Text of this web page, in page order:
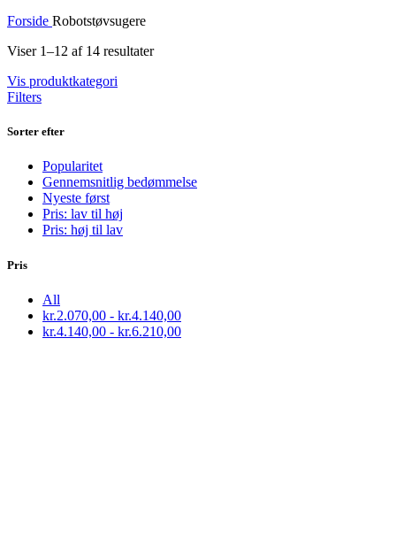
Forside Robotstøvsugere
Viser 1–12 af 14 resultater
Vis produktkategori
Filters
Sorter efter
Popularitet
Gennemsnitlig bedømmelse
Nyeste først
Pris: lav til høj
Pris: høj til lav
Pris
All
kr.2.070,00 - kr.4.140,00
kr.4.140,00 - kr.6.210,00